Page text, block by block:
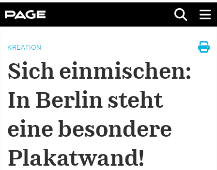
KREATION
Sich einmischen:
In Berlin steht
eine besondere
Plakatwand!